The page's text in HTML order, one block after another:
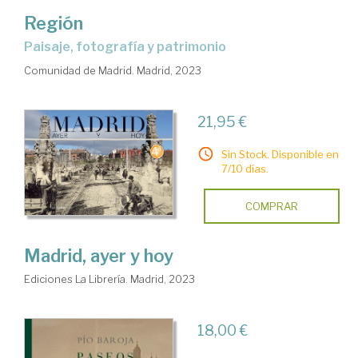
Región
Paisaje, fotografía y patrimonio
Comunidad de Madrid. Madrid, 2023
21,95 €
Sin Stock. Disponible en
7/10 días.
COMPRAR
Madrid, ayer y hoy
Ediciones La Librería. Madrid, 2023
18,00 €